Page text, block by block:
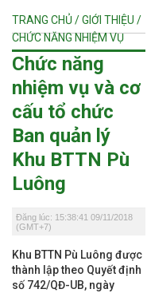
TRANG CHỦ / GIỚI THIỆU /
CHỨC NĂNG NHIỆM VỤ
Chức năng
nhiệm vụ và cơ
cấu tổ chức
Ban quản lý
Khu BTTN Pù
Luông
Đăng lúc: 15:38:41 09/11/2018
(GMT+7)
Khu BTTN Pù Luông được
thành lập theo Quyết định
số 742/QĐ-UB, ngày